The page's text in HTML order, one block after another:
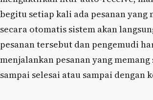
begitu setiap kali ada pesanan yang
secara otomatis sistem akan
pesanan tersebut dan pengemudi
menjalankan pesanan yang
sampai selesai atau sampai dengan